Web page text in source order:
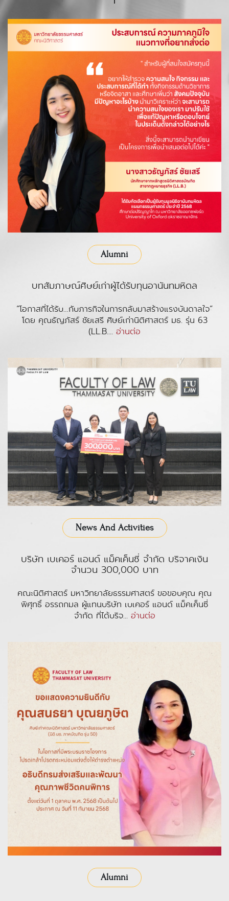
Alumni
บทสัมภาษณ์ศิษย์เก่าผู้ได้รับทุนอานันทมหิดล
“โอกาสที่ได้รับ…กับภารกิจในการกลับมาสร้างแรงบันดาลใจ”
โดย คุณธัญภัสร์ ชัยเสรี ศิษย์เก่านิติศาสตร์ มธ. รุ่น 63
(LL.B.... อ่านต่อ
News And Activities
บริษัท เบเคอร์ แอนด์ แม็คเค็นซี่ จำกัด บริจาคเงิน
จำนวน 300,000 บาท
คณะนิติศาสตร์ มหาวิทยาลัยธรรมศาสตร์ ขอขอบคุณ คุณ
พิศุทธิ์ อรรถกมล ผู้แทนบริษัท เบเคอร์ แอนด์ แม็คเค็นซี่
จำกัด ที่ได้บริจ... อ่านต่อ
Alumni